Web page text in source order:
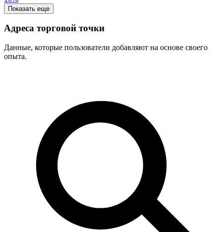
Показать еще
Адреса торговой точки
Данные, которые пользователи добавляют на основе своего
опыта.